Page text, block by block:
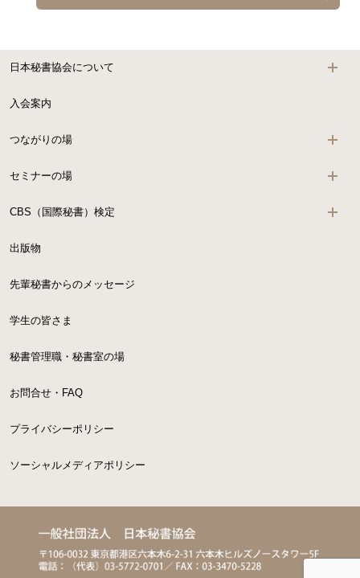
日本秘書協会について
入会案内
つながりの場
セミナーの場
CBS（国際秘書）検定
出版物
先輩秘書からのメッセージ
学生の皆さま
秘書管理職・秘書室の場
お問合せ・FAQ
プライバシーポリシー
ソーシャルメディアポリシー